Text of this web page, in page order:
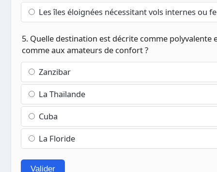
Les îles éloignées nécessitant vols internes ou
5. Quelle destination est décrite comme polyvalente
comme aux amateurs de confort ?
Zanzibar
La Thaïlande
Cuba
La Floride
Valider